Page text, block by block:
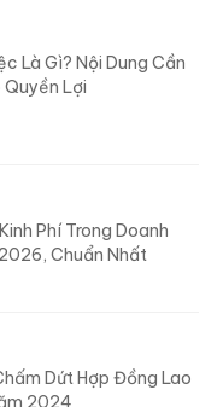
Là Gì? Nội Dung Cần
Lợi
Phí Trong Doanh
Chuẩn Nhất
Dứt Hợp Đồng Lao